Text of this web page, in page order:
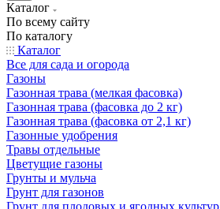
Каталог
По всему сайту
По каталогу
Каталог
Все для сада и огорода
Газоны
Газонная трава (мелкая фасовка)
Газонная трава (фасовка до 2 кг)
Газонная трава (фасовка от 2,1 кг)
Газонные удобрения
Травы отдельные
Цветущие газоны
Грунты и мульча
Грунт для газонов
Грунт для плодовых и ягодных культур